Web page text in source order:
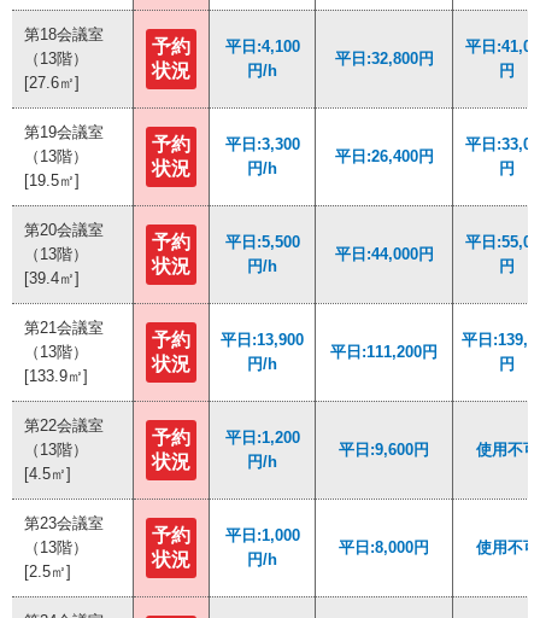
第18会議室
（13階）
[27.6㎡]
予約
状況
平日:4,100
円/h
平日:32,800円
平日
円
第19会議室
（13階）
[19.5㎡]
予約
状況
平日:3,300
円/h
平日:26,400円
平日
円
第20会議室
（13階）
[39.4㎡]
予約
状況
平日:5,500
円/h
平日:44,000円
平日
円
第21会議室
（13階）
[133.9㎡]
予約
状況
平日:13,900
円/h
平日:111,200円
平日
円
第22会議室
（13階）
[4.5㎡]
予約
状況
平日:1,200
円/h
平日:9,600円 使用不可
第23会議室
（13階）
[2.5㎡]
予約
状況
平日:1,000
円/h
平日:8,000円 使用不可
第18会議室
（13階）
[27.6㎡]
予約
状況
平日:4,100
円/h
平日:32,800円
平日
円
第19会議室
（13階）
[19.5㎡]
予約
状況
平日:3,300
円/h
平日:26,400円
平日
円
第20会議室
（13階）
[39.4㎡]
予約
状況
平日:5,500
円/h
平日:44,000円
平日
円
第21会議室
（13階）
[133.9㎡]
予約
状況
平日:13,900
円/h
平日:111,200円
平日
円
第22会議室
（13階）
[4.5㎡]
予約
状況
平日:1,200
円/h
平日:9,600円 使用不可
第23会議室
（13階）
[2.5㎡]
予約
状況
平日:1,000
円/h
平日:8,000円 使用不可